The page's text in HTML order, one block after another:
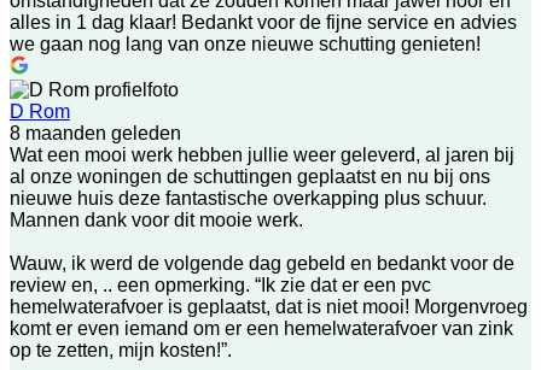
alles in 1 dag klaar! Bedankt voor de fijne service en advies
we gaan nog lang van onze nieuwe schutting genieten!
D Rom
8 maanden geleden
Wat een mooi werk hebben jullie weer geleverd, al jaren bij
al onze woningen de schuttingen geplaatst en nu bij ons
nieuwe huis deze fantastische overkapping plus schuur.
Mannen dank voor dit mooie werk.
Wauw, ik werd de volgende dag gebeld en bedankt voor de
review en, .. een opmerking. “Ik zie dat er een pvc
hemelwaterafvoer is geplaatst, dat is niet mooi! Morgenvroeg
komt er even iemand om er een hemelwaterafvoer van zink
op te zetten, mijn kosten!”.